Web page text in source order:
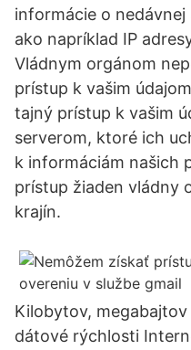
informácie o
ako napríklad IP
Vládnym orgánom
prístup k vašim
tajný prístup k vašim
serverom, ktoré ich
k informáciám našich
prístup žiaden vládny
krajín.
Kilobytov,
dátové rýchlosti